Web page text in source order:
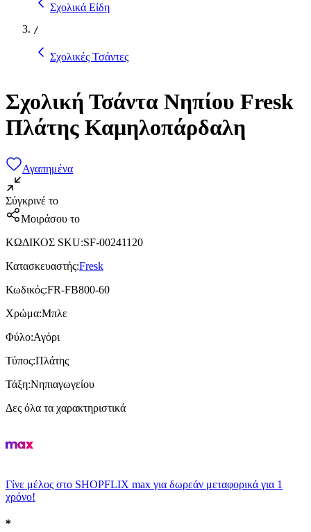
Σχολικά Είδη
/
Σχολικές Τσάντες
Σχολική Τσάντα Νηπίου Fresk
Πλάτης Καμηλοπάρδαλη
Αγαπημένα
Σύγκρινέ το
Μοιράσου το
ΚΩΔΙΚΟΣ SKU:SF-00241120
Κατασκευαστής:Fresk
Κωδικός:FR-FB800-60
Χρώμα:Μπλε
Φύλο:Αγόρι
Τύπος:Πλάτης
Τάξη:Νηπιαγωγείου
Δες όλα τα χαρακτηριστικά
Γίνε μέλος στο SHOPFLIX max για δωρεάν μεταφορικά για 1
χρόνο!